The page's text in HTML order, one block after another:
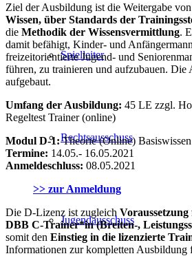
Spielleiter
Rechtsausschuss
Jugendausschuss
Ziel der Ausbildung ist die Weitergabe von
Wissen, über Standards der
die Methodik der Wissensvermittlung.
damit befähigt, Kinder- und
freizeitorientierte Jugend- und
führen, zu trainieren und aufzubauen. Die
aufgebaut.
Umfang der Ausbildung: 45 LE zzgl.
Regeltest Trainer (online)
Modul D-1:Theorie (Online)
Termine: 14.05.- 16.05.2021
Anmeldeschluss: 08.05.2021
>> zur Anmeldung
Die D-Lizenz ist zugleich
DBB C-Trainer*in (Breiten-,
somit den Einstieg in die lizenzierte
Informationen zur kompletten Ausbildung